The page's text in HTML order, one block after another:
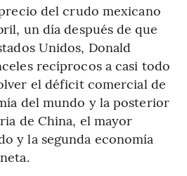
del crudo mexicano
un día después de que
Unidos, Donald
recíprocos a casi todo
el déficit comercial de
del mundo y la posterior
de China, el mayor
y la segunda economía